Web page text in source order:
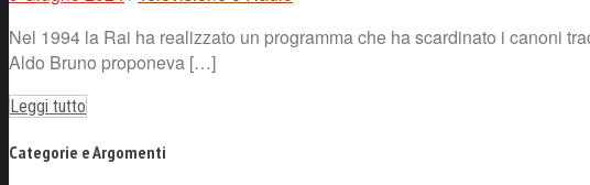
Nel 1994 la Rai ha realizzato un programma che ha scardinato i canoni
Aldo Bruno proponeva […]
Leggi tutto
Categorie e Argomenti